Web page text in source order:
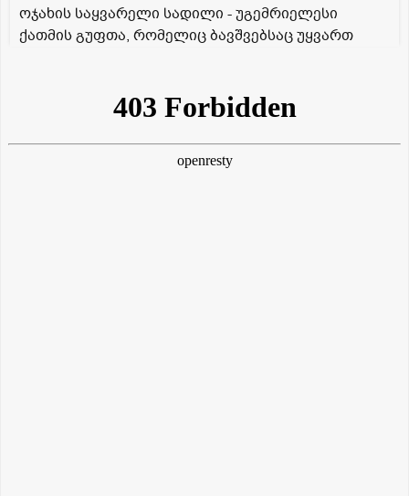
ოჯახის საყვარელი სადილი - უგემრიელესი
ქათმის გუფთა, რომელიც ბავშვებსაც უყვართ